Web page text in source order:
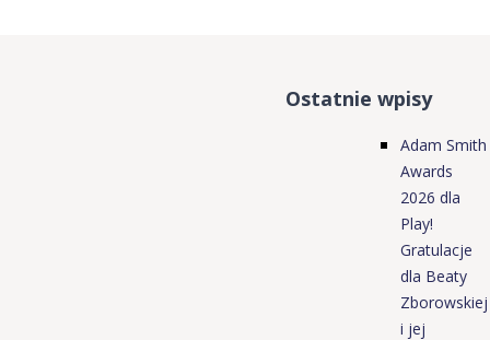
Ostatnie wpisy
Adam Smith
Awards
2026 dla
Play!
Gratulacje
dla Beaty
Zborowskiej
i jej